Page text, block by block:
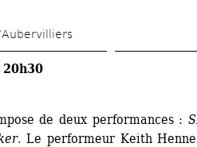
de deux performances :
. Le performeur Keith